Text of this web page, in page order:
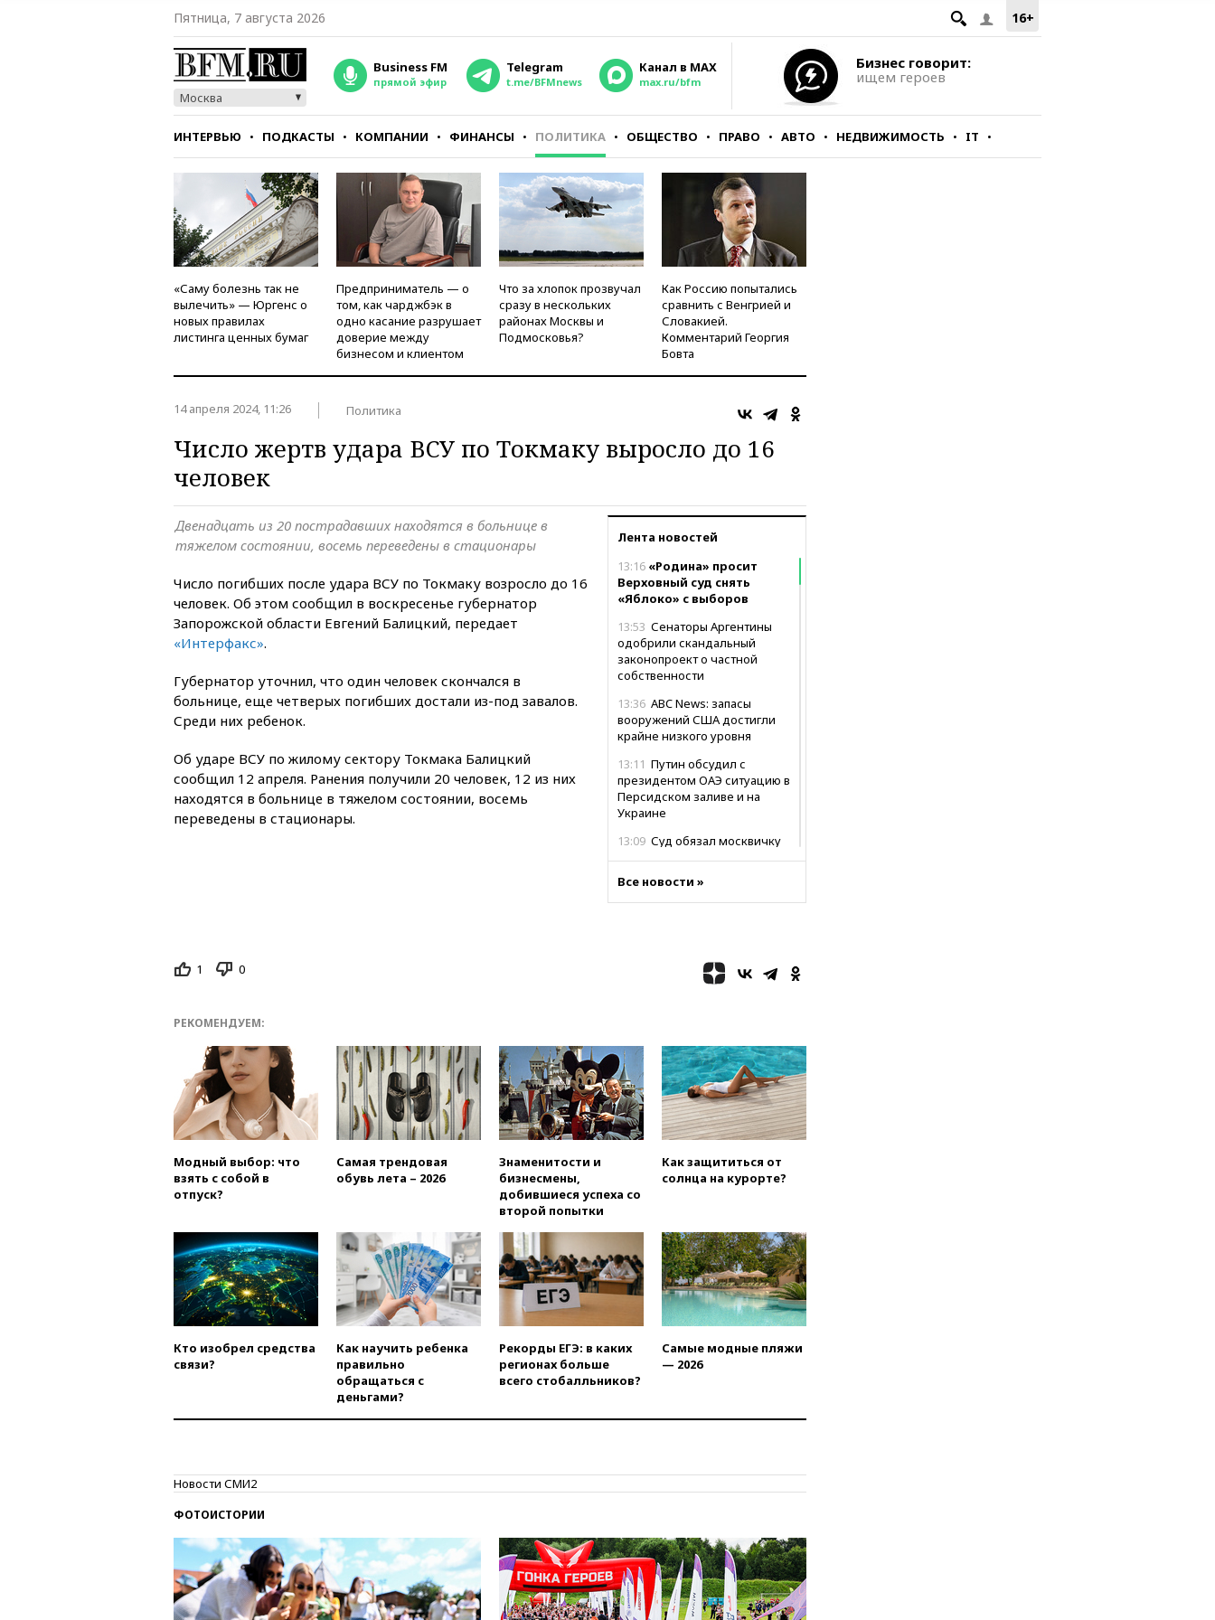
16+
Пятница, 7 августа 2026
Москва
Business FM
прямой эфир
Telegram
t.me/BFMnews
Канал в MAX
max.ru/bfm
Бизнес говорит:
ищем героев
ИНТЕРВЬЮ ПОДКАСТЫ КОМПАНИИ ФИНАНСЫ ПОЛИТИКА ОБЩЕСТВО ПРАВО АВТО НЕДВИЖИМОСТЬ IT
СТИЛЬ ТЕСТЫ
«Саму болезнь так не
вылечить» — Юргенс о
новых правилах
листинга ценных бумаг
Предприниматель — о
том, как чарджбэк в
одно касание разрушает
доверие между
бизнесом и клиентом
Что за хлопок прозвучал
сразу в нескольких
районах Москвы и
Подмосковья?
Как Россию попытались
сравнить с Венгрией и
Словакией.
Комментарий Георгия
Бовта
14 апреля 2024, 11:26 Политика
Число жертв удара ВСУ по Токмаку выросло до 16
человек
Лента новостей
13:16 «Родина» просит
Верховный суд снять
«Яблоко» с выборов
13:53 Сенаторы Аргентины
одобрили скандальный
законопроект о частной
собственности
13:36 ABC News: запасы
вооружений США достигли
крайне низкого уровня
13:11 Путин обсудил с
президентом ОАЭ ситуацию в
Персидском заливе и на
Украине
13:09 Суд обязал москвичку
животных
12:30
Российские войска
взяли под контроль село
Анискино в Харьковской
области
12:15
Минцифры РФ не
ограничения на доступ детей
в соцсети
Ормузском проливе
11:48
Жители Москвы и
Подмосковья сообщили о
громких взрывах
11:41
ТПП предлагает
изменить процедуру
банкротства для
пострадавших от атак БПЛА
11:38Шадаев исключил
11:19Россия рассчитывает
заключить безвизовые
соглашения с Индонезией и
Малайзией
Все новости »
Двенадцать из 20 пострадавших находятся в больнице в
тяжелом состоянии, восемь переведены в стационары
Число погибших после удара ВСУ по Токмаку возросло до 16
человек. Об этом сообщил в воскресенье губернатор
Запорожской области Евгений Балицкий, передает
«Интерфакс».
Губернатор уточнил, что один человек скончался в
больнице, еще четверых погибших достали из-под завалов.
Среди них ребенок.
Об ударе ВСУ по жилому сектору Токмака Балицкий
сообщил 12 апреля. Ранения получили 20 человек, 12 из них
находятся в больнице в тяжелом состоянии, восемь
переведены в стационары.
1 0
РЕКОМЕНДУЕМ:
Модный выбор: что
взять с собой в
отпуск?
Самая трендовая
обувь лета – 2026
Знаменитости и
бизнесмены,
добившиеся успеха со
второй попытки
Как защититься от
солнца на курорте?
Кто изобрел средства
связи?
Как научить ребенка
правильно
обращаться с
деньгами?
Рекорды ЕГЭ: в каких
регионах больше
всего стобалльников?
Самые модные пляжи
— 2026
Новости СМИ2
ФОТОИСТОРИИ